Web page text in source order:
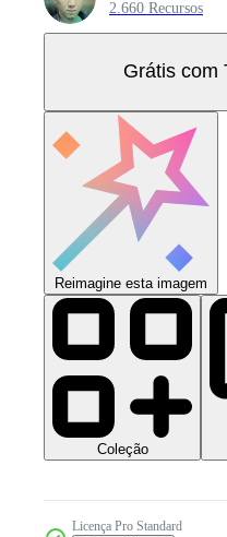
2.660 Recursos
Grátis com
Reimagine esta imagem
Coleção
Licença Pro Standard